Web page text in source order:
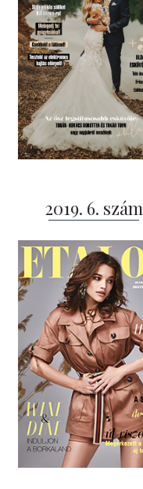
2019. 6. szám